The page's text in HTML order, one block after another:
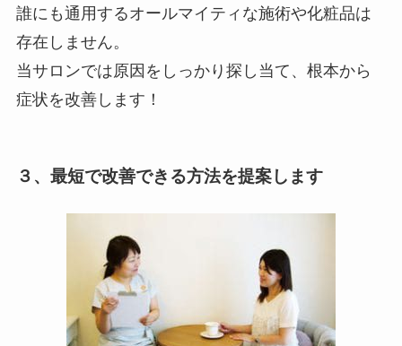
誰にも通用するオールマイティな施術や化粧品は
存在しません。
当サロンでは原因をしっかり探し当て、根本から
症状を改善します！
３、最短で改善できる方法を提案します